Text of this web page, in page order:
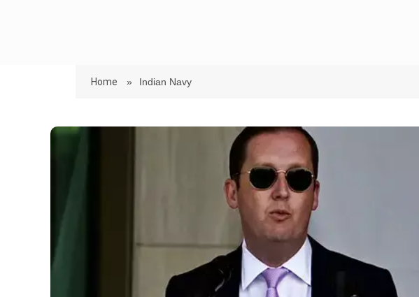
Home » Indian Navy